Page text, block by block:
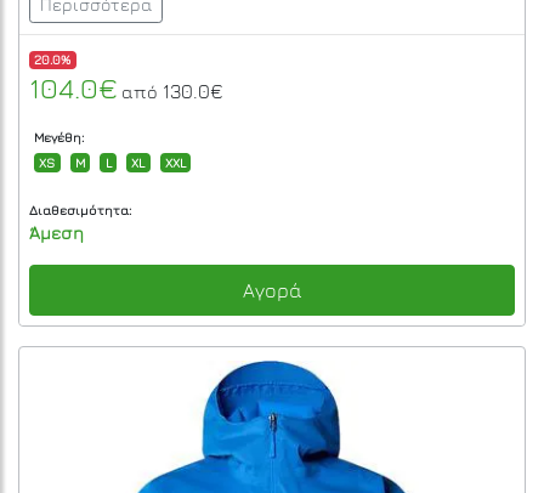
Περισσότερα
20.0%
104.0€ από 130.0€
Μεγέθη:
XS
M L XL XXL
Διαθεσιμότητα:
Άμεση
Αγορά